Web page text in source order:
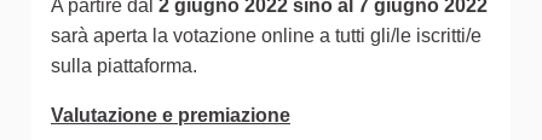
A partire dal 2 giugno 2022 sino al 7 giugno 2022
sarà aperta la votazione online a tutti gli/le iscritti/e
sulla piattaforma.
Valutazione e premiazione